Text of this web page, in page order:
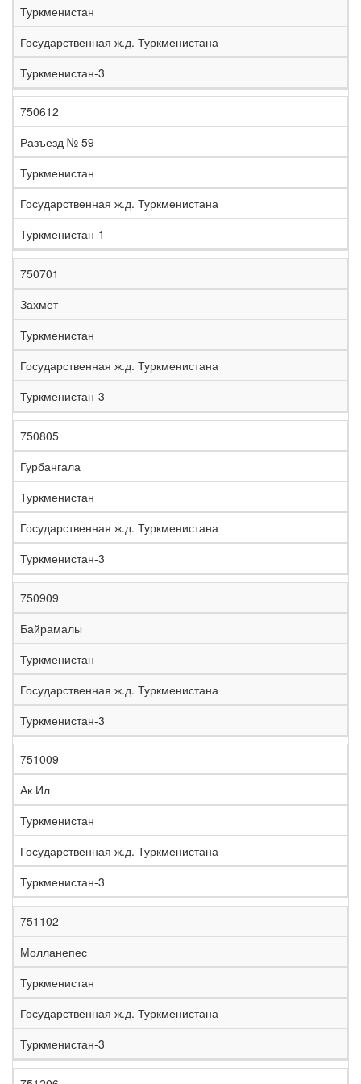
Туркменистан
Государственная ж.д. Туркменистана
Туркменистан-3
750612
Разъезд № 59
Туркменистан
Государственная ж.д. Туркменистана
Туркменистан-1
750701
Захмет
Туркменистан
Государственная ж.д. Туркменистана
Туркменистан-3
750805
Гурбангала
Туркменистан
Государственная ж.д. Туркменистана
Туркменистан-3
750909
Байрамалы
Туркменистан
Государственная ж.д. Туркменистана
Туркменистан-3
751009
Ак Ил
Туркменистан
Государственная ж.д. Туркменистана
Туркменистан-3
751102
Молланепес
Туркменистан
Государственная ж.д. Туркменистана
Туркменистан-3